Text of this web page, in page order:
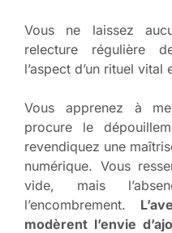
Vous ne laissez
relecture régulière
l’aspect d’un rituel vital
Vous apprenez à
procure le
revendiquez une
numérique. Vous
vide, mais
l’encombrement.
modèrent l’envie